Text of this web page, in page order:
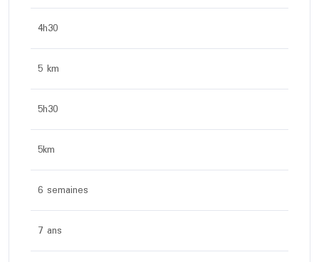
4h30
5 km
5h30
5km
6 semaines
7 ans